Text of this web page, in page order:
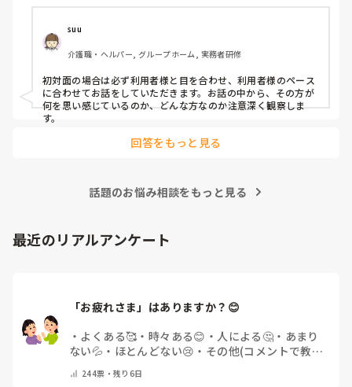
suu
介護職・ヘルパー, グループホーム, 実務者研修
初対面の場合は必ず利用者様と目を合わせ、利用者様のペース
に合わせてお話をしていただきます。お話の中から、その方が
何を思い感じているのか、どんな方なのか注意深く観察しま
す。
回答をもっと見る
話題のお悩み相談をもっと見る
最近のリアルアンケート
「お疲れさま」はありますか？😊
・ よくある🥰 ・ 時々ある😊 ・ 人による🤔 ・ あまり
ない💦 ・ ほとんどない😢 ・ その他(コメントで教え
244票・残り6日